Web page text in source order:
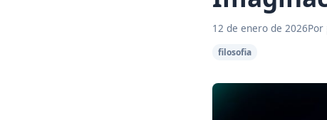
12 de enero de 2026Por
filosofia